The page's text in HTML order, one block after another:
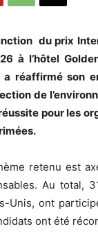
du prix
à l’hôtel
a réaffirmé son
de
pour les
retenu est
Au total,
Unis, ont
ont été